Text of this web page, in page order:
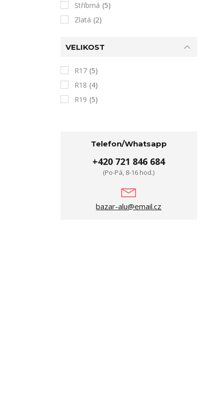
Stříbrná (5)
Zlatá (2)
VELIKOST
R17 (5)
R18 (4)
R19 (5)
Telefon/Whatsapp
+420 721 846 684
(Po-Pá, 8-16 hod.)
bazar-alu@email.cz